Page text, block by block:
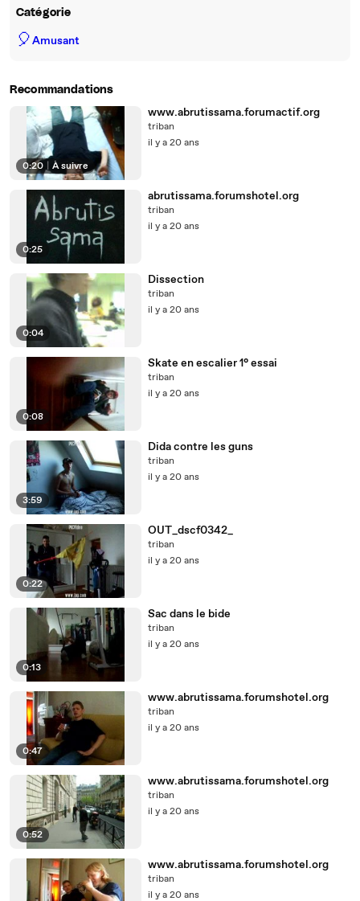
Catégorie
🎈Amusant
Recommandations
0:20 À suivre
www.abrutissama.forumactif.org
triban
il y a 20 ans
0:25
abrutissama.forumshotel.org
triban
il y a 20 ans
0:04
Dissection
triban
il y a 20 ans
0:08
Skate en escalier 1° essai
triban
il y a 20 ans
3:59
Dida contre les guns
triban
il y a 20 ans
0:22
OUT_dscf0342_
triban
il y a 20 ans
0:13
Sac dans le bide
triban
il y a 20 ans
0:47
www.abrutissama.forumshotel.org
triban
il y a 20 ans
0:52
www.abrutissama.forumshotel.org
triban
il y a 20 ans
www.abrutissama.forumshotel.org
triban
il y a 20 ans